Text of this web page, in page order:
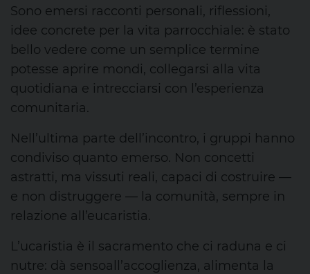
Sono emersi racconti personali, riflessioni,
idee concrete per la vita parrocchiale: è stato
bello vedere come un semplice termine
potesse aprire mondi, collegarsi alla vita
quotidiana e intrecciarsi con l’esperienza
comunitaria.
Nell’ultima parte dell’incontro, i gruppi hanno
condiviso quanto emerso. Non concetti
astratti, ma vissuti reali, capaci di costruire —
e non distruggere — la comunità, sempre in
relazione all’eucaristia.
L’ucaristia è il sacramento che ci raduna e ci
nutre: dà sensoall’accoglienza, alimenta la